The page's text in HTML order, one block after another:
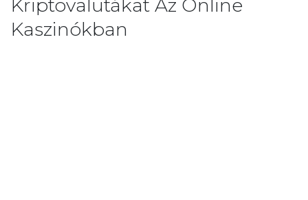
Kriptovalutákat Az Online
Kaszinókban